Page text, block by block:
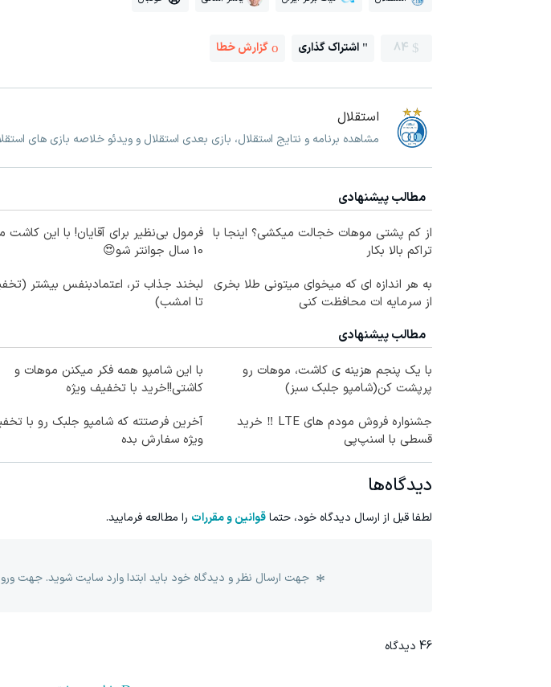
84 اشتراک گذاری گزارش خطا
استقلال
مشاهده برنامه و نتایج استقلال، بازی بعدی استقلال و ویدئو خلاصه بازی های
مطالب پیشنهادی
از کم پشتی موهات خجالت میکشی؟ اینجا با
تراکم بالا بکار
فرمول بی‌نظیر برای آقایان! با این کاشت
10 سال جوانتر شو😍
به هر اندازه ای که میخوای میتونی طلا بخری
از سرمایه ات محافظت کنی
لبخند جذاب تر، اعتمادبنفس بیشتر
تا امشب)
مطالب پیشنهادی
با یک پنجم هزینه ی کاشت، موهات رو
پرپشت کن(شامپو جلبک سبز)
با این شامپو همه فکر میکنن موهات و
کاشتی!!خرید با تخفیف ویژه
جشنواره فروش مودم های LTE ‼️ خرید
قسطی با اسنپ‌پی
آخرین فرصتته که شامپو جلبک رو با
ویژه سفارش بده
دیدگاه‌ها
لطفا قبل از ارسال دیدگاه خود، حتماقوانین و مقررات را مطالعه فرمایید.
جهت ارسال نظر و دیدگاه خود باید ابتدا وارد سایت شوید. جهت
46 دیدگاه